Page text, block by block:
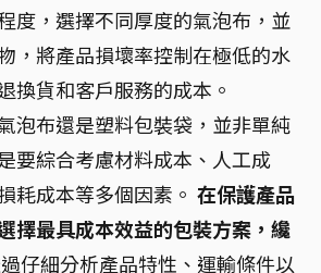
度，選擇不同厚度的氣泡布，並
，將產品損壞率控制在極低的水
換貨和客戶服務的成本。
泡布還是塑料包裝袋，並非單純
要綜合考慮材料成本、人工成
耗成本等多個因素。 在保護產品
擇最具成本效益的包裝方案，纔
仔細分析產品特性、運輸條件以